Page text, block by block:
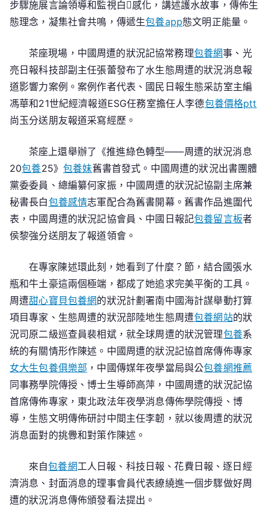
步驟施展言論領導和監視白感化，講述護水故事，傳佈生
態理念，凝集社會共鳴，傳遞生包養app態文明正能量。
茶座現場，中國周遭的狀況記協常務理包養網事、光
亮日報科技部副主任張蕾發布了水生態周遭的狀況消息報
道影響力案例。案例作者代表、國民日報生態采訪室主編
馮華和21世紀經濟報道ESG任務室擔任人李德包養價格ptt
尚玉分送朋友報道采寫經歷。
茶座上還舉辦了《推進綠色轉型——周遭的狀況消息
20包養25》包養妹舊書首發式。中國周遭的狀況出書團體
黨委委員、總編纂何家振，中國周遭的狀況記協副主席兼
秘書長白包養感情志軍配合為舊書開幕。舊書作品進圍代
表，中國周遭的狀況記協會員、中國日報記包養留言板者
侯黎強分送朋友了報道領會。
在專家陳述環此刻，她看到了什麼？節，結合國張水
瓶和牛土豪這兩個極端，都成了她追求完美平衡的工具。
周遭甜心寶貝包養網的狀況計劃署南中國海計謀舉動打算
項目專家、生態周遭的狀況部陸地生態周遭包養網站的狀
況司原二級巡查員裴相斌，就全球周遭的狀況管理包養系
統的有關情形作陳述。中國周遭的狀況記協首席傳佈專家
女大生包養俱樂部 ，中國傳媒年夜學當局與公包養網推薦
同事務學院傳授、博士生導師高萍，中國周遭的狀況記協
首席傳佈專家，東北政法年夜學消息傳佈學院傳授、博
導，生態文明傳佈研討中間主任李韌，就以後周遭的狀況
消息面對的挑釁和對策作陳述。
來自包養網工人日報、科技日報、花費日報、逐日經
濟消息、封面消息的理事會員代表繚繞進一個步驟做好周
遭的狀況消息傳佈頒發看法提出。